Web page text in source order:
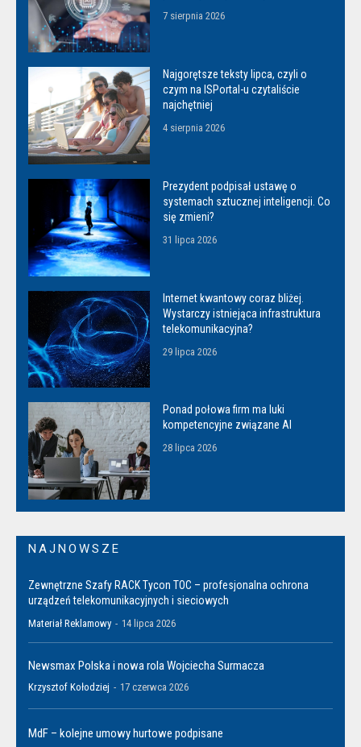
7 sierpnia 2026
Najgorętsze teksty lipca, czyli o
czym na ISPortal-u czytaliście
najchętniej
4 sierpnia 2026
Prezydent podpisał ustawę o
systemach sztucznej inteligencji. Co
się zmieni?
31 lipca 2026
Internet kwantowy coraz bliżej.
Wystarczy istniejąca infrastruktura
telekomunikacyjna?
29 lipca 2026
Ponad połowa firm ma luki
kompetencyjne związane AI
28 lipca 2026
NAJNOWSZE
Zewnętrzne Szafy RACK Tycon TOC – profesjonalna ochrona
urządzeń telekomunikacyjnych i sieciowych
Materiał Reklamowy - 14 lipca 2026
Newsmax Polska i nowa rola Wojciecha Surmacza
Krzysztof Kołodziej - 17 czerwca 2026
MdF – kolejne umowy hurtowe podpisane